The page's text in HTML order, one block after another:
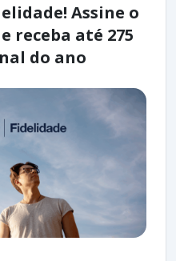
Assine o
receba até 275
do ano